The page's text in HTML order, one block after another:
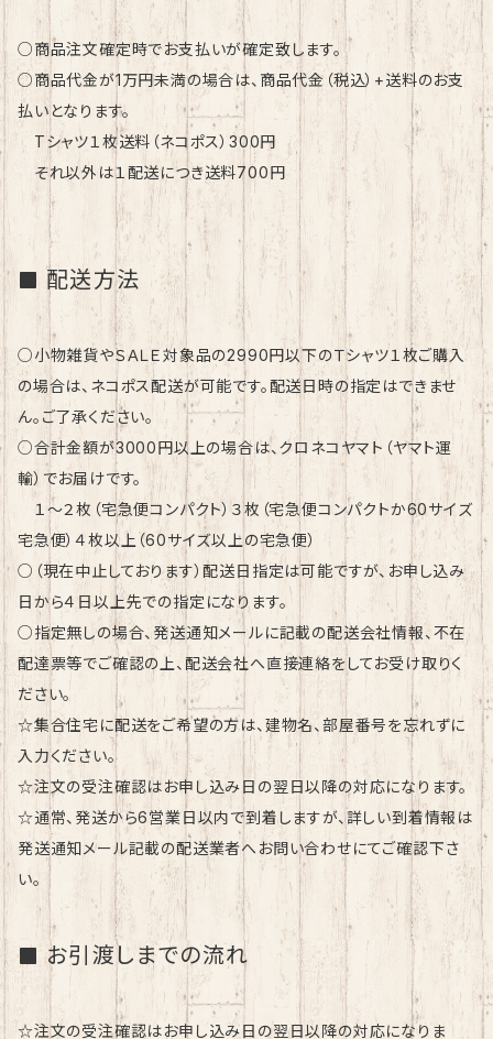
○商品注文確定時でお支払いが確定致します。
○商品代金が1万円未満の場合は、商品代金（税込）+送料のお支
払いとなります。
Tシャツ１枚送料（ネコポス）300円
それ以外は１配送につき送料700円
配送方法
○小物雑貨やＳＡＬＥ対象品の2990円以下のＴシャツ１枚ご購入
の場合は、ネコポス配送が可能です。配送日時の指定はできませ
ん。ご了承ください。
○合計金額が3000円以上の場合は、クロネコヤマト（ヤマト運
輸）でお届けです。
１〜２枚（宅急便コンパクト）３枚（宅急便コンパクトか60サイズ
宅急便）４枚以上（60サイズ以上の宅急便）
○（現在中止しております）配送日指定は可能ですが、お申し込み
日から４日以上先での指定になります。
○指定無しの場合、発送通知メールに記載の配送会社情報、不在
配達票等でご確認の上、配送会社へ直接連絡をしてお受け取りく
ださい。
☆集合住宅に配送をご希望の方は、建物名、部屋番号を忘れずに
入力ください。
☆注文の受注確認はお申し込み日の翌日以降の対応になります。
☆通常、発送から6営業日以内で到着しますが、詳しい到着情報は
発送通知メール記載の配送業者へお問い合わせにてご確認下さ
い。
お引渡しまでの流れ
☆注文の受注確認はお申し込み日の翌日以降の対応になりま